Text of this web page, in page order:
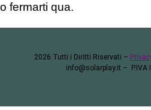
o fermarti qua.
2026 Tutti i Diritti Riservati –
info@solarplay.it – P.IVA